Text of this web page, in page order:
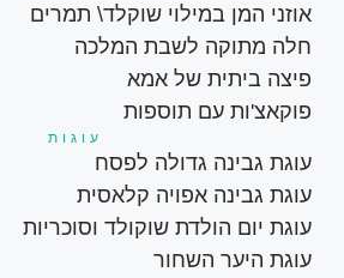
אוזני המן במילוי שוקלד\ תמרים
חלה מתוקה לשבת המלכה
פיצה ביתית של אמא
פוקאצ'ות עם תוספות
עוגות
עוגת גבינה גדולה לפסח
עוגת גבינה אפויה קלאסית
עוגת יום הולדת שוקולד וסוכריות
עוגת היער השחור